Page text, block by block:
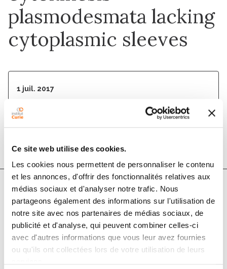
Ce site web utilise des cookies.
Les cookies nous permettent de personnaliser le contenu
et les annonces, d'offrir des fonctionnalités relatives aux
médias sociaux et d'analyser notre trafic. Nous
partageons également des informations sur l'utilisation de
notre site avec nos partenaires de médias sociaux, de
publicité et d'analyse, qui peuvent combiner celles-ci
avec d'autres informations que vous leur avez fournies
ou qu'ils ont collectées lors de votre utilisation de leurs
plasmodesmata lacking
cytoplasmic sleeves
1 juil. 2017
DOI :10.1038/nplants.2017.82
Auteurs
William J. Nicolas, Magali S. Grison, Sylvain Trépout,
Amélia Gaston, Mathieu Fouché, Fabrice P.